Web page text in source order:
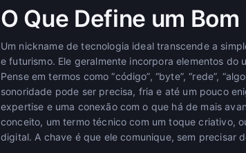
O Que Define um
Um nickname de tecnologia ideal transcende a
e futurismo. Ele geralmente incorpora elementos
Pense em termos como “código”, “byte”, “rede”,
sonoridade pode ser precisa, fria e até um pouco
expertise e uma conexão com o que há de mais
conceito, um termo técnico com um toque criativo,
digital. A chave é que ele comunique, sem precisar